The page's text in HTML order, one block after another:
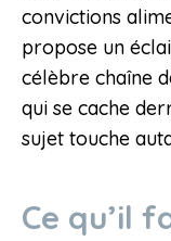
convictions
propose un
célèbre chaîne
qui se cache
sujet touche
Ce qu’il